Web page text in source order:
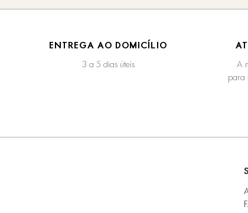
ENTREGA AO DOMICÍLIO
3 a 5 dias úteis
A
para